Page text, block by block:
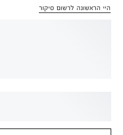
היי הראשונה לרשום סיקור